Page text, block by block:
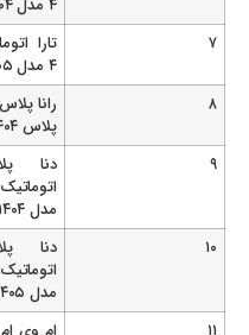
تارا
پلاس ۱۴۰۴
اتوماتیک
مدل ۱۴۰۴
اتوماتیک
مدل ۱۴۰۵